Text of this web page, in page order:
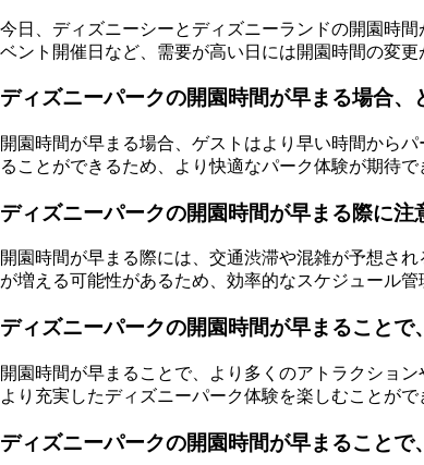
今日、ディズニーシーとディズニーランドの開園時
ベント開催日など、需要が高い日には開園時間の変更
ディズニーパークの開園時間が早まる場合
開園時間が早まる場合、ゲストはより早い時間から
ることができるため、より快適なパーク体験が期待で
ディズニーパークの開園時間が早まる際に注
開園時間が早まる際には、交通渋滞や混雑が予想さ
が増える可能性があるため、効率的なスケジュール管
ディズニーパークの開園時間が早まること
開園時間が早まることで、より多くのアトラクショ
より充実したディズニーパーク体験を楽しむことがで
ディズニーパークの開園時間が早まること